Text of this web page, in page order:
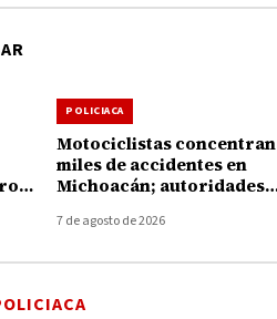
POLICIACA
Motociclistas concentran
miles de accidentes en
Michoacán; autoridades
prevención
7 de agosto de 2026